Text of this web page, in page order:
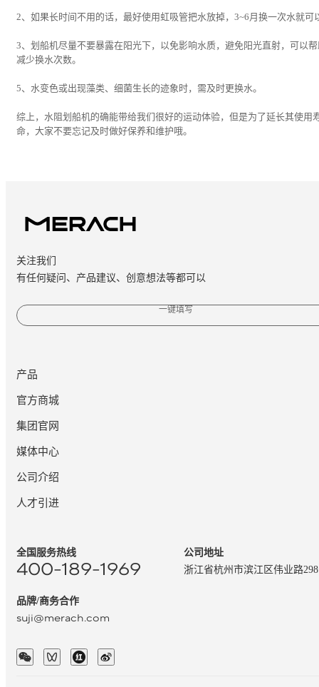
2、如果长时间不用的话，最好使用虹吸管把水放掉，3~6月换一次水就可
3、划船机尽量不要暴露在阳光下，以免影响水质，避免阳光直射，可以
减少换水次数。
5、水变色或出现藻类、细菌生长的迹象时，需及时更换水。
综上，水阻划船机的确能带给我们很好的运动体验，但是为了延长其使用
命，大家不要忘记及时做好保养和维护哦。
关注我们
有任何疑问、产品建议、创意想法等都可以
一键填写
产品
官方商城
集团官网
媒体中心
公司介绍
人才引进
全国服务热线
400-189-1969
品牌/商务合作
suji@merach.com
公司地址
浙江省杭州市滨江区伟业路